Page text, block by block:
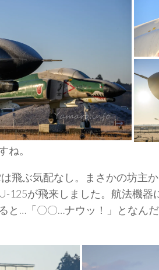
ね。
飛ぶ気配なし。まさかの坊主か
125が飛来しました。航法機器
と…「〇〇…ナウッ！」となん